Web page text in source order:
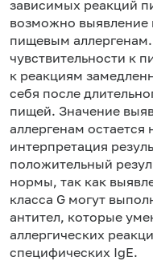
зависимых реакций
возможно выявление
пищевым
чувствительности к
к реакциям
себя после
пищей. Значение
аллергенам
интерпретация
положительный
нормы, так как
класса G могут
антител, которые
аллергических
специфических IgE.